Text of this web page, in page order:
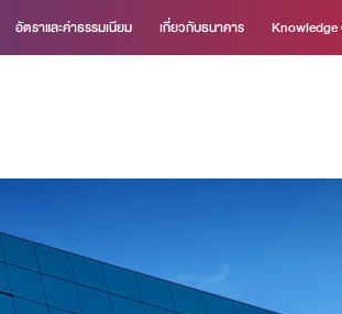
อัตราและค่าธรรมเนียม เกี่ยวกับธนาคาร Knowledge